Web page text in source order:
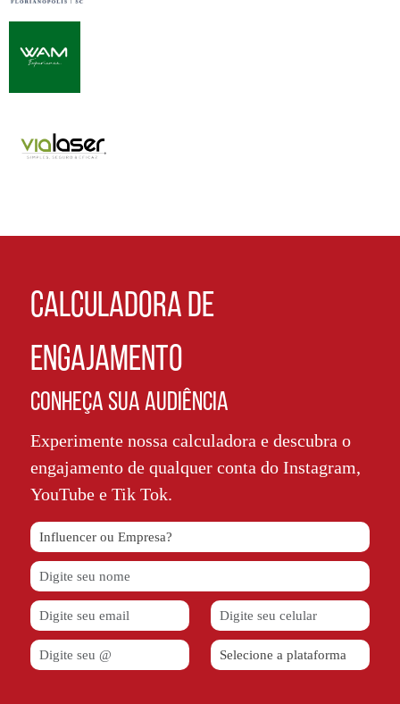
CALCULADORA DE
ENGAJAMENTO
CONHEÇA SUA AUDIÊNCIA
Experimente nossa calculadora e descubra o
engajamento de qualquer conta do Instagram,
YouTube e Tik Tok.